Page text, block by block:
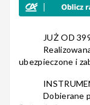
Akcesoria
JUŻ OD
ubezpieczone i
Dobierane